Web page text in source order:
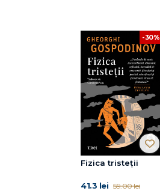
-30%
Fizica tristeții
41.3 lei 59.00 lei